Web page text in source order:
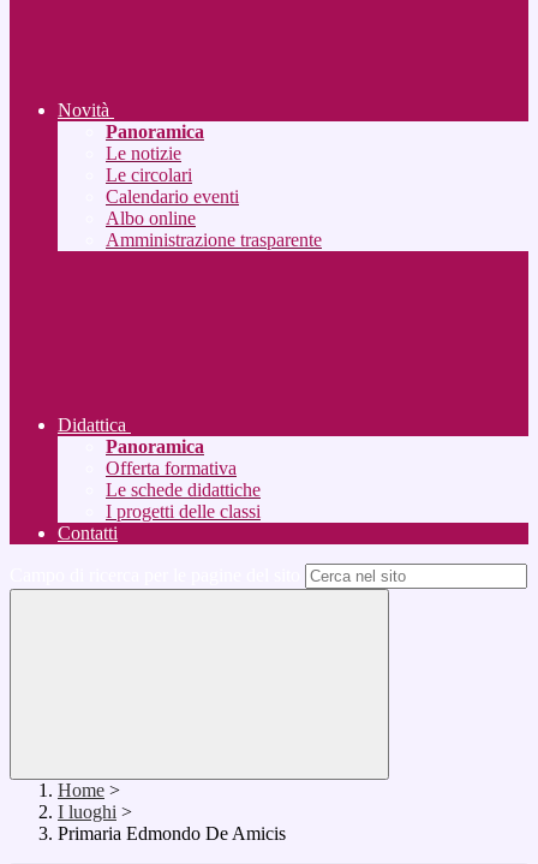
Novità
Panoramica
Le notizie
Le circolari
Calendario eventi
Albo online
Amministrazione trasparente
Didattica
Panoramica
Offerta formativa
Le schede didattiche
I progetti delle classi
Contatti
Home >
I luoghi >
Primaria Edmondo De Amicis